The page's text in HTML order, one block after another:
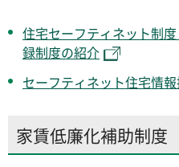
住宅セーフティネット制
録制度の紹介
セーフティネット住宅情
家賃低廉化補助制度